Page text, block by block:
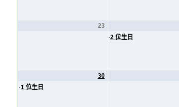
23
·2 位生日
30
·1 位生日